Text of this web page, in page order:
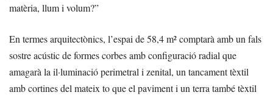
matèria, llum i volum?”
En termes arquitectònics, l’espai de 58,4 m² comptarà amb un fals
sostre acústic de formes corbes amb configuració radial que
amagarà la il·luminació perimetral i zenital, un tancament tèxtil
amb cortines del mateix to que el paviment i un terra també tèxtil